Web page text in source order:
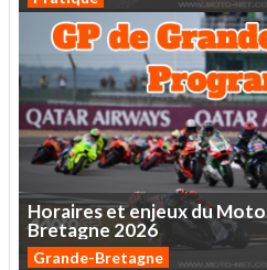
HorairesetenjeuxduMoto
Bretagne 2026
Grande-Bretagne